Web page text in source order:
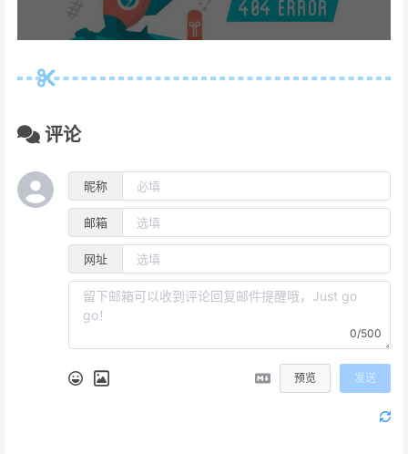
评论
昵称
邮箱
网址
0/500
预览 发送